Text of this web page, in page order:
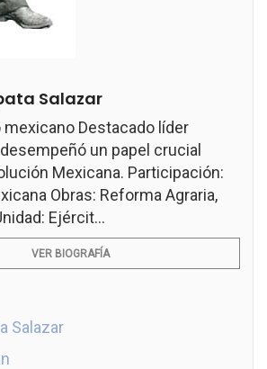
Salazar
mexicano Destacado líder
un papel crucial
Mexicana. Participación:
Obras: Reforma Agraria,
Ejércit...
VER BIOGRAFÍA
Salazar